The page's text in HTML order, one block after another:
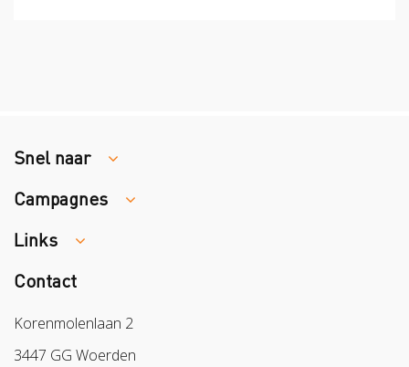
Snel naar
Traumaopvang
Melden van een arbeidsongeval
Campagnes
Week van de Teek
Veilig vrijwilligerswerk in het groen
Links
Colland
Sazas
BPL
Contact
Korenmolenlaan 2
3447 GG Woerden